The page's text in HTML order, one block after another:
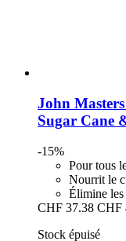
John
Sugar Cane
-15%
Pour tous
Nourrit le
Élimine
CHF 37.38 CHF
Stock épuisé